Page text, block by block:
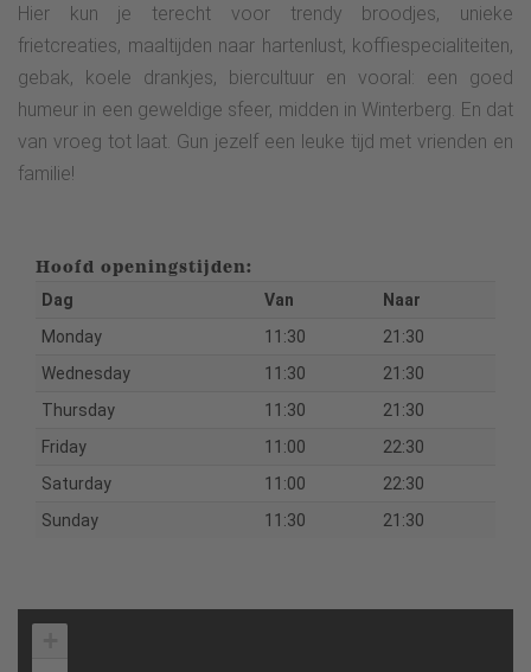
Hier kun je terecht voor trendy broodjes, unieke
frietcreaties, maaltijden naar hartenlust, koffiespecialiteiten,
gebak, koele drankjes, biercultuur en vooral: een goed
humeur in een geweldige sfeer, midden in Winterberg. En dat
van vroeg tot laat. Gun jezelf een leuke tijd met vrienden en
familie!
Hoofd openingstijden:
Dag Van
Naar
Monday
11:30
21:30
Wednesday
11:30
21:30
Thursday
11:30
21:30
Friday
11:00
22:30
Saturday
11:00
22:30
Sunday
11:30 21:30